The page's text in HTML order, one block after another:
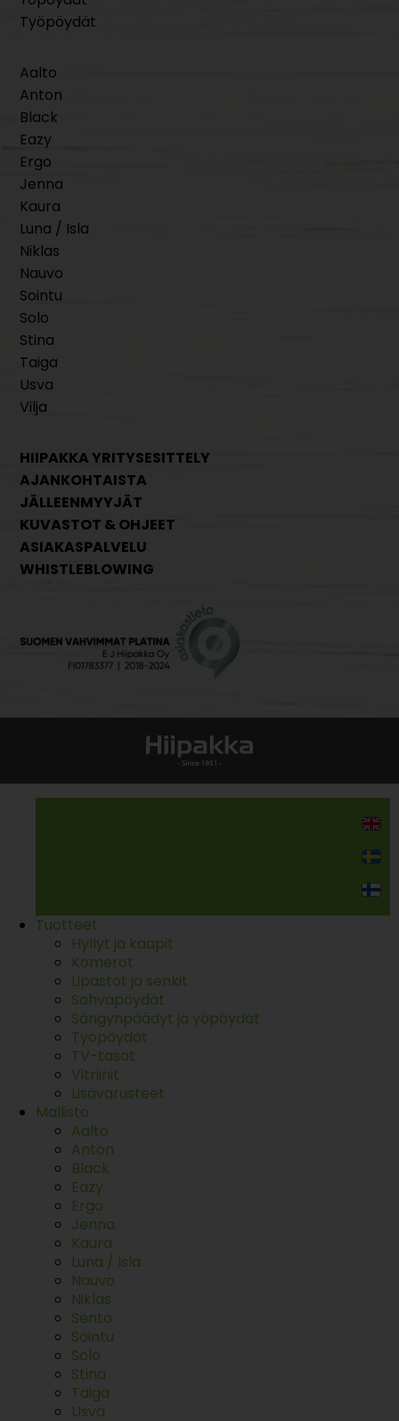
Työpöydät
Aalto
Anton
Black
Eazy
Ergo
Jenna
Kaura
Luna / Isla
Niklas
Nauvo
Sointu
Solo
Stina
Taiga
Usva
Vilja
HIIPAKKA YRITYSESITTELY
AJANKOHTAISTA
JÄLLEENMYYJÄT
KUVASTOT & OHJEET
ASIAKASPALVELU
WHISTLEBLOWING
Tuotteet
Hyllyt ja kaapit
Komerot
Lipastot ja senkit
Sohvapöydät
Sängynpäädyt ja yöpöydät
Työpöydät
TV-tasot
Vitriinit
Lisävarusteet
Mallisto
Aalto
Anton
Black
Eazy
Ergo
Jenna
Kaura
Luna / Isla
Nauvo
Niklas
Sento
Sointu
Solo
Stina
Taiga
Usva